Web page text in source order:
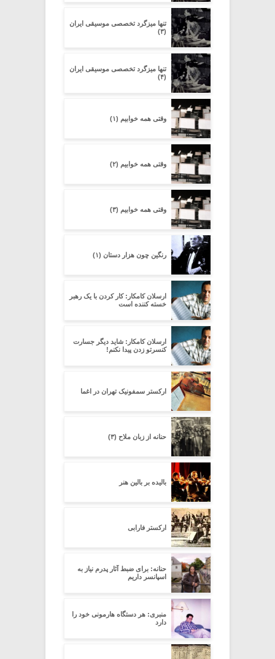
تنها میزگرد تخصصی موسیقی ایران
(۳)
تنها میزگرد تخصصی موسیقی ایران
(۴)
وقتی همه خوابیم (۱)
وقتی همه خوابیم (۲)
وقتی همه خوابیم (۳)
رنگین چون هزار دستان (۱)
ارسلان کامکار: کار کردن با یک رهبر
خسته کننده است
ارسلان کامکار: شاید دیگر جسارت
کنسرتو زدن پیدا نکنم!
ارکستر سمفونیک تهران در اغما
حنانه از زبان ملاح (۳)
بالیده بر بالین هنر
ارکستر فارابی
حنانه: برای ضبط آثار پدرم نیاز به
اسپانسر داریم
منبری: هر دستگاه هارمونی خود را
دارد